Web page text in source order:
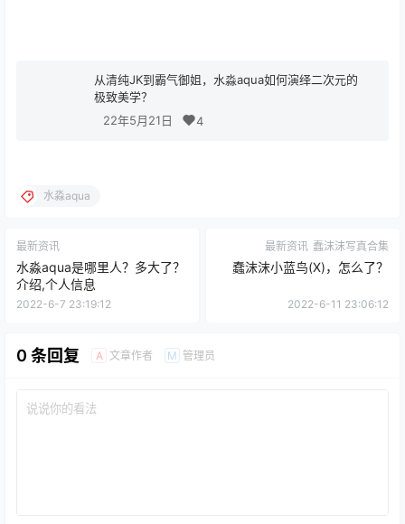
从清纯JK到霸气御姐，水淼aqua如何演绎二次元的
极致美学？
22年5月21日
4
水淼aqua
最新资讯
水淼aqua是哪里人？多大了？
介绍,个人信息
2022-6-7 23:19:12
最新资讯 蠢沫沫写真合集
蠢沫沫小蓝鸟(X)，怎么了？
2022-6-11 23:06:12
0 条回复 A 文章作者 M 管理员